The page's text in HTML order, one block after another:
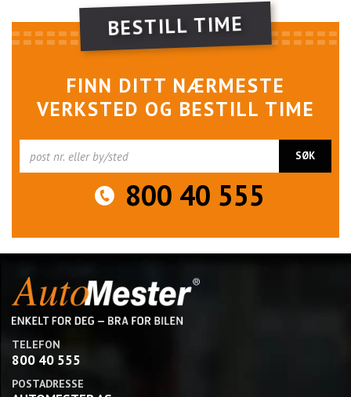
BESTILL TIME
FINN DITT NÆRMESTE
VERKSTED OG BESTILL TIME
800 40 555
TELEFON
800 40 555
POSTADRESSE